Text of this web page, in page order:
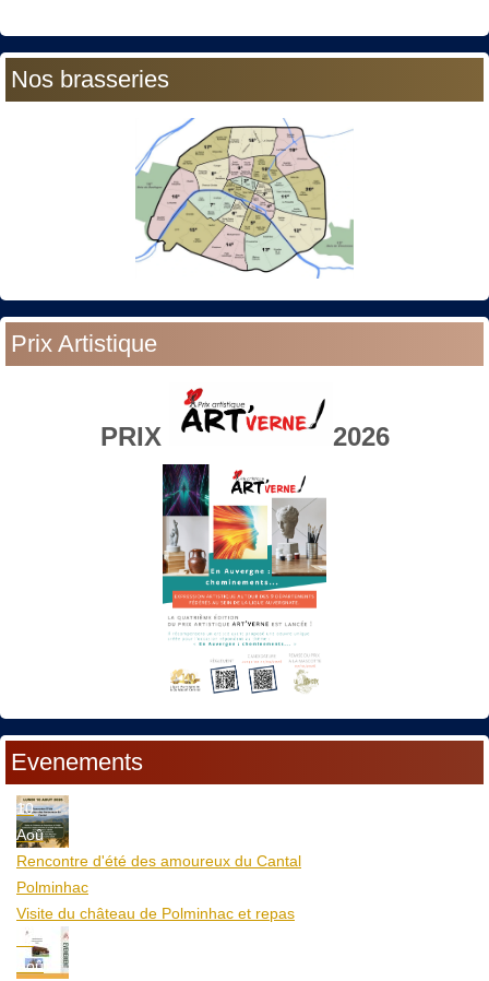
Nos brasseries
Prix Artistique
PRIX 2026
Evenements
10
Aoû
Rencontre d'été des amoureux du Cantal
Polminhac
Visite du château de Polminhac et repas
12
Aoû